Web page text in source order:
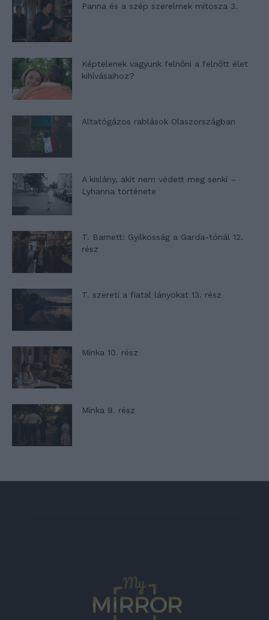
Panna és a szép szerelmek mítosza 3.
Képtelenek vagyunk felnőni a felnőtt élet
kihívásaihoz?
Altatógázos rablások Olaszországban
A kislány, akit nem védett meg senki –
Lyhanna története
T. Barnett: Gyilkosság a Garda-tónál 12.
rész
T. szereti a fiatal lányokat 13. rész
Minka 10. rész
Minka 9. rész